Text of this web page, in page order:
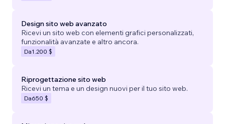
Design sito web avanzato
Ricevi un sito web con elementi grafici personalizzati,
funzionalità avanzate e altro ancora.
Da1.200 $
Riprogettazione sito web
Ricevi un tema e un design nuovi per il tuo sito web.
Da650 $